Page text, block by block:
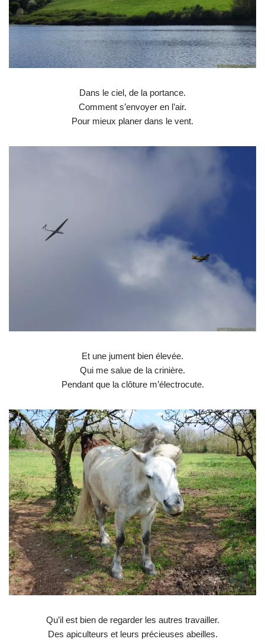
Dans le ciel, de la portance.
Comment s’envoyer en l’air.
Pour mieux planer dans le vent.
Et une jument bien élevée.
Qui me salue de la crinière.
Pendant que la clôture m’électrocute.
Qu’il est bien de regarder les autres travailler.
Des apiculteurs et leurs précieuses abeilles.